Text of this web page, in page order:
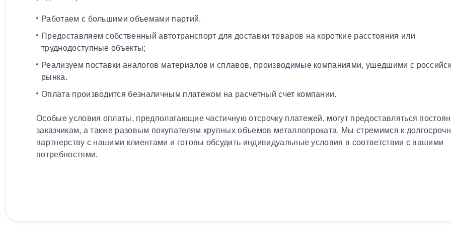
Работаем с большими объемами партий.
Предоставляем собственный автотранспорт для доставки товаров на короткие расстояния или
труднодоступные объекты;
Реализуем поставки аналогов материалов и сплавов, производимые компаниями, ушедшими с
рынка.
Оплата производится безналичным платежом на расчетный счет компании.
Особые условия оплаты, предполагающие частичную отсрочку платежей, могут предоставляться
заказчикам, а также разовым покупателям крупных объемов металлопроката. Мы стремимся к
партнерству с нашими клиентами и готовы обсудить индивидуальные условия в соответствии с вашими
потребностями.